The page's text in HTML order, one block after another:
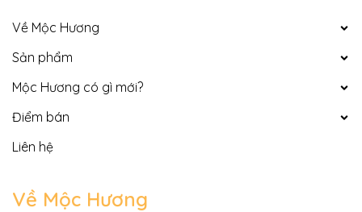
Về Mộc Hương
Sản phẩm
Mộc Hương có gì mới?
Điểm bán
Liên hệ
Về Mộc Hương